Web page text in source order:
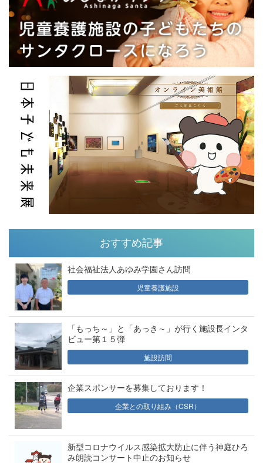
おすすめ記事
社会福祉法人あゆみ学園さん訪問
児童養護施設
「もっち～」と「あっき～」が行く施設長インタ
ビュー第１５弾
施設訪問
企業スポンサーを募集しております！
企業との取り組み（CSR）
新型コロナウイルス感染拡大防止に伴う神庭ひろ
み朗読コンサート中止のお知らせ